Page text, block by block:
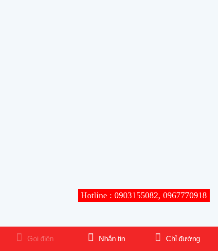
Hotline : 0903155082, 0967770918
Gọi điện Nhắn tin Chỉ đường